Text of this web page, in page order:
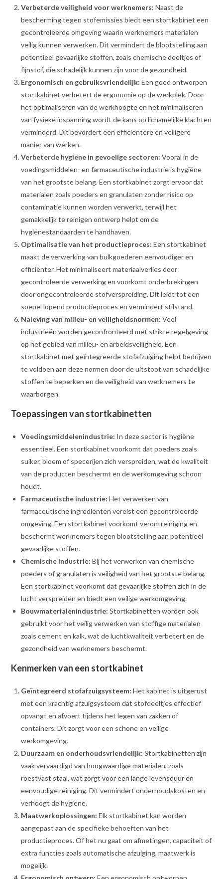
Verbeterde veiligheid voor werknemers: Naast de
bescherming tegen stofemissies biedt een stortkabinet een
gecontroleerde omgeving waarin werknemers materialen
veilig kunnen verwerken. Dit vermindert de blootstelling aan
potentieel gevaarlijke stoffen, zoals chemische deeltjes of
fijnstof, die schadelijk kunnen zijn voor de gezondheid.
Ergonomisch en gebruiksvriendelijk: Een goed ontworpen
stortkabinet verbetert de ergonomie op de werkplek. Door
het optimaliseren van de werkhoogte en het minimaliseren
van fysieke inspanning wordt de kans op lichamelijke klachten
verminderd. Dit bevordert een efficiëntere en veiligere
manier van werken.
Verbeterde hygiëne in gevoelige sectoren: Vooral in de
voedingsmiddelen- en farmaceutische industrie is hygiëne
van het grootste belang. Een stortkabinet zorgt ervoor dat
materialen zoals poeders en granulaten zonder risico op
contaminatie kunnen worden verwerkt, terwijl het
gemakkelijk te reinigen ontwerp helpt om de
hygiënestandaarden te handhaven.
Optimalisatie van het productieproces: Een stortkabinet
maakt de verwerking van bulkgoederen eenvoudiger en
efficiënter. Het minimaliseert materiaalverlies door
gecontroleerde verwerking en voorkomt onderbrekingen
door ongecontroleerde stofverspreiding. Dit leidt tot een
soepel lopend productieproces en vermindert stilstand.
Naleving van milieu- en veiligheidsnormen: Veel
industrieën worden geconfronteerd met strikte regelgeving
op het gebied van milieu- en arbeidsveiligheid. Een
stortkabinet met geïntegreerde stofafzuiging helpt bedrijven
te voldoen aan deze normen door de uitstoot van schadelijke
stoffen te beperken en de veiligheid van werknemers te
waarborgen.
Toepassingen van stortkabinetten
Voedingsmiddelenindustrie: In deze sector is hygiëne
essentieel. Een stortkabinet voorkomt dat poeders zoals
suiker, bloem of specerijen zich verspreiden, wat de kwaliteit
van de producten beschermt en de werkomgeving schoon
houdt.
Farmaceutische industrie: Het verwerken van
farmaceutische ingrediënten vereist een gecontroleerde
omgeving. Een stortkabinet voorkomt verontreiniging en
beschermt werknemers tegen blootstelling aan potentieel
gevaarlijke stoffen.
Chemische industrie: Bij het verwerken van chemische
poeders of granulaten is veiligheid van het grootste belang.
Een stortkabinet voorkomt dat gevaarlijke stoffen zich in de
lucht verspreiden en biedt een veilige werkomgeving.
Bouwmaterialenindustrie: Stortkabinetten worden ook
gebruikt voor het veilig verwerken van stoffige materialen
zoals cement en kalk, wat de luchtkwaliteit verbetert en de
gezondheid van werknemers beschermt.
Kenmerken van een stortkabinet
Geïntegreerd stofafzuigsysteem: Het kabinet is uitgerust
met een krachtig afzuigsysteem dat stofdeeltjes effectief
opvangt en afvoert tijdens het legen van zakken of
containers. Dit zorgt voor een schone en veilige
werkomgeving.
Duurzaam en onderhoudsvriendelijk: Stortkabinetten zijn
vaak vervaardigd van hoogwaardige materialen, zoals
roestvast staal, wat zorgt voor een lange levensduur en
eenvoudige reiniging. Dit vermindert onderhoudskosten en
verhoogt de hygiëne.
Maatwerkoplossingen: Elk stortkabinet kan worden
aangepast aan de specifieke behoeften van het
productieproces. Of het nu gaat om afmetingen, capaciteit of
extra functies zoals automatische afzuiging, maatwerk is
mogelijk.